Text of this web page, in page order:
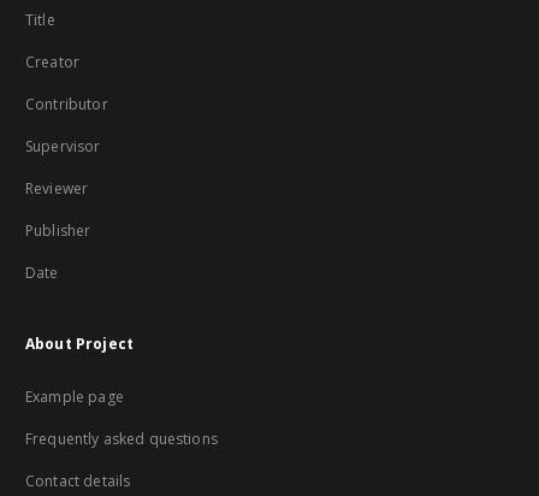
Title
Creator
Contributor
Supervisor
Reviewer
Publisher
Date
About Project
Example page
Frequently asked questions
Contact details